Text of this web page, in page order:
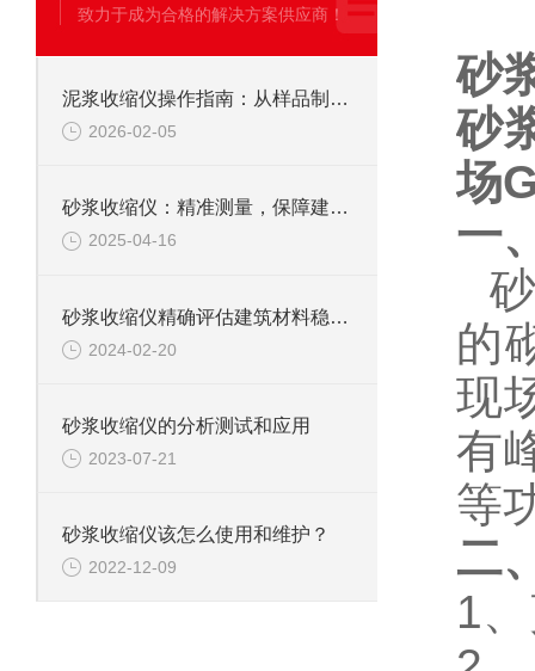
致力于成为合格的解决方案供应商！
泥浆收缩仪操作指南：从样品制备到数据解读的标准化流程
2026-02-05
砂浆收缩仪：精准测量，保障建筑质量
2025-04-16
砂浆收缩仪精确评估建筑材料稳定性
2024-02-20
砂浆收缩仪的分析测试和应用
2023-07-21
砂浆收缩仪该怎么使用和维护？
2022-12-09
砂
砂
场
一
的
现
有
等
二
1、